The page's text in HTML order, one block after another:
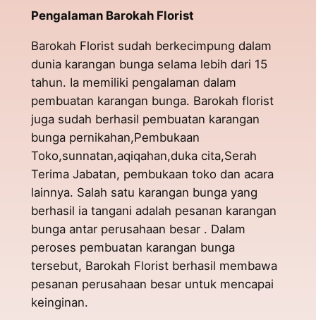
Pengalaman Barokah Florist
Barokah Florist sudah berkecimpung dalam
dunia karangan bunga selama lebih dari 15
tahun. Ia memiliki pengalaman dalam
pembuatan karangan bunga. Barokah florist
juga sudah berhasil pembuatan karangan
bunga pernikahan,Pembukaan
Toko,sunnatan,aqiqahan,duka cita,Serah
Terima Jabatan, pembukaan toko dan acara
lainnya. Salah satu karangan bunga yang
berhasil ia tangani adalah pesanan karangan
bunga antar perusahaan besar . Dalam
peroses pembuatan karangan bunga
tersebut, Barokah Florist berhasil membawa
pesanan perusahaan besar untuk mencapai
keinginan.